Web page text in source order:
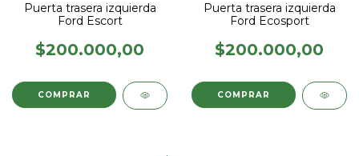
Puerta trasera izquierda
Ford Escort
$200.000,00
Puerta trasera izquierda
Ford Ecosport
$200.000,00